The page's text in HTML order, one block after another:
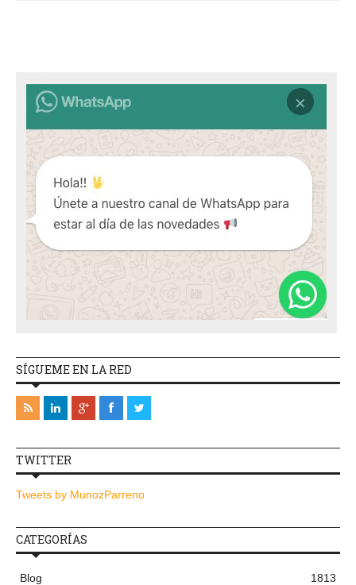
SÍGUEME EN LA RED
TWITTER
Tweets by MunozParreno
CATEGORÍAS
Blog
1813